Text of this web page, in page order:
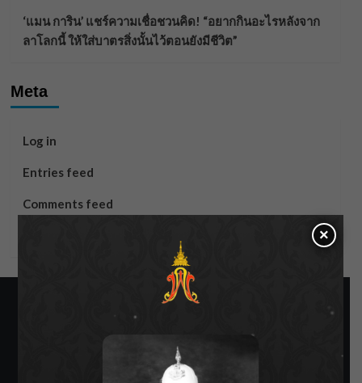
‘แมน การิน’ แชร์ความเชื่อชวนคิด! “อยากกินอะไรหลังจาก
ลาโลกนี้ ให้ใส่บาตรสิ่งนั้นไว้ตอนยังมีชีวิต”
Meta
Log in
Entries feed
Comments feed
×